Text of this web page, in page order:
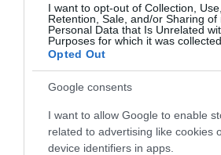
I want to opt-out of Collection, Use,
Retention, Sale, and/or Sharing of
Personal Data that Is Unrelated
Purposes for which it was collected.
Opted Out
Google consents
I want to allow Google to enable
related to advertising like cookies
device identifiers in apps.
5 Hidden Signs You Have
Body
449 177 99